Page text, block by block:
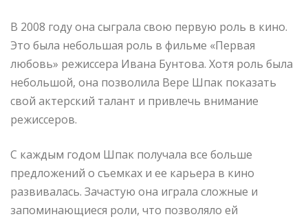
В 2008 году она сыграла свою первую роль в кино.
Это была небольшая роль в фильме «Первая
любовь» режиссера Ивана Бунтова. Хотя роль была
небольшой, она позволила Вере Шпак показать
свой актерский талант и привлечь внимание
режиссеров.
С каждым годом Шпак получала все больше
предложений о съемках и ее карьера в кино
развивалась. Зачастую она играла сложные и
запоминающиеся роли, что позволяло ей